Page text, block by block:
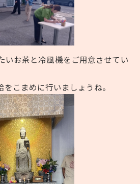
いお茶と冷風機をご用意させてい
こまめに行いましょうね。